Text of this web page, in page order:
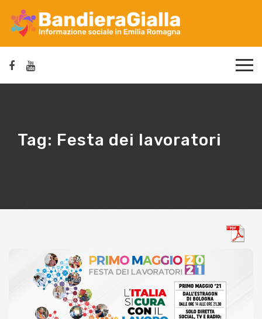
Tag: Festa dei lavoratori